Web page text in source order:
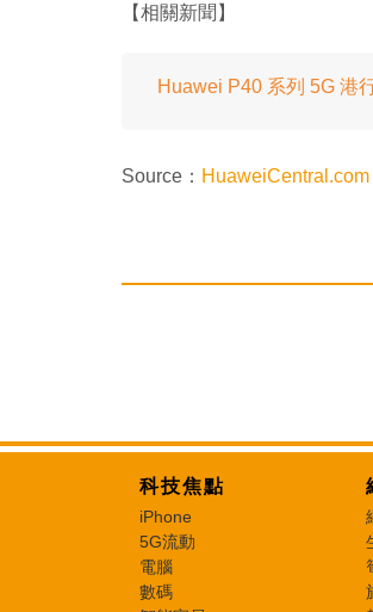
【相關新聞】
Huawei P40 系列 5G 港
Source： HuaweiCentral.com
科技焦點
iPhone
5G流動
電腦
數碼